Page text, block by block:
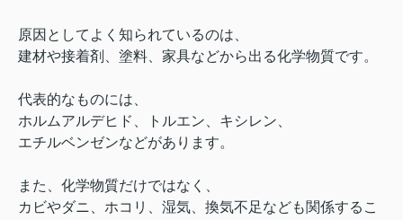
原因としてよく知られているのは、
建材や接着剤、塗料、家具などから出る化学物質です。
代表的なものには、
ホルムアルデヒド、トルエン、キシレン、
エチルベンゼンなどがあります。
また、化学物質だけではなく、
カビやダニ、ホコリ、湿気、換気不足なども関係するこ